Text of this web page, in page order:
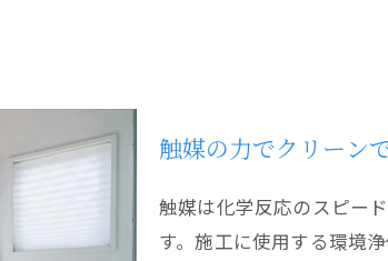
触媒の力でクリーン
触媒は化学反応のスピー
す。施工に使用する環境